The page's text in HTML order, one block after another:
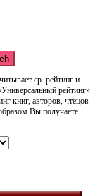
ср. рейтинг и
рейтинг»
книг, авторов, чтецов
Вы получаете